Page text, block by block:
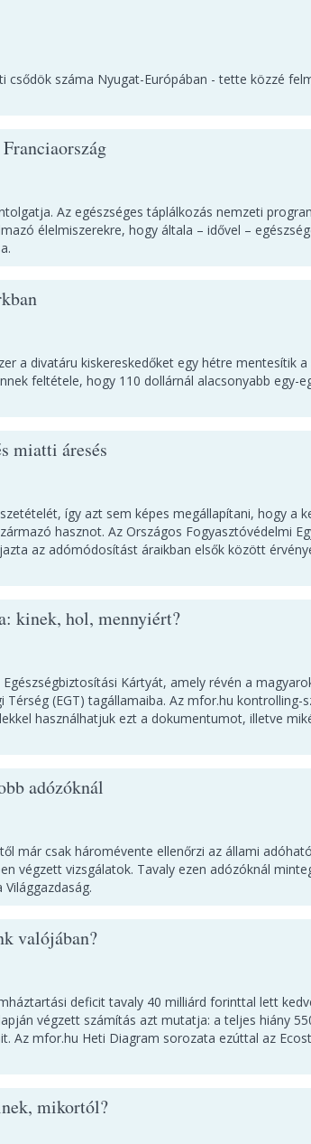
csődök száma Nyugat-Európában - tette közzé
Az egészséges táplálkozás nemzeti
élelmiszerekre, hogy általa – idővel –
a divatáru kiskereskedőket egy hétre mentesítik a
feltétele, hogy 110 dollárnál alacsonyabb egy-
miatti áresés
így azt sem képes megállapítani, hogy a
hasznot. Az Országos Fogyasztóvédelmi
az adómódosítást áraikban elsők között
kinek, hol, mennyiért?
Kártyát, amely révén a
(EGT) tagállamaiba. Az mfor.hu kontrolling-
használhatjuk ezt a dokumentumot, illetve
adózóknál
már csak háromévente ellenőrzi az állami
végzett vizsgálatok. Tavaly ezen adózóknál
valójában?
deficit tavaly 40 milliárd forinttal lett
végzett számítás azt mutatja: a teljes hiány
Az mfor.hu Heti Diagram sorozata ezúttal az
mikortól?